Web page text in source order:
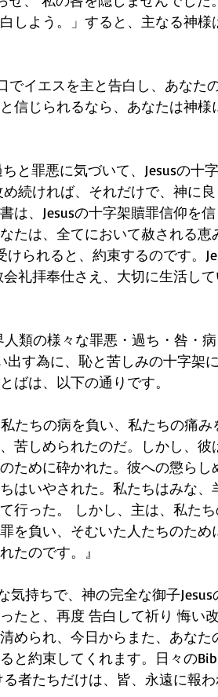
しよう。」すると、主なる神様
でイエスを主と告白し、あなた
信じられるなら、あなたは神様
と罪悪に気づいて、Jesusの十
続ければ、それだけで、神に
は、Jesusの十字架贖罪信仰を
たは、全てにおいて赦される恵
られると、約束するのです。
礼拝奉仕さえ、大切に生活して
類の様々な罪悪・過ち・咎・
す為に、恥と苦しみの十字架
ばは、以下の通りです。
たちの病を負い、私たちの痛み
苦しめられたのだ。しかし、彼
ために砕かれた。彼への懲らし
はいやされた。私たちはみな、
行った。 しかし、主は、私た
を負い、そむいた人たちのため
たのです。』
気持ちで、神の完全な御子
たと、再度 告白して祈り 悔い
められ、今日からまた、あなた
と約束してくれます。日々の
者たちだけは、皆、永遠に報